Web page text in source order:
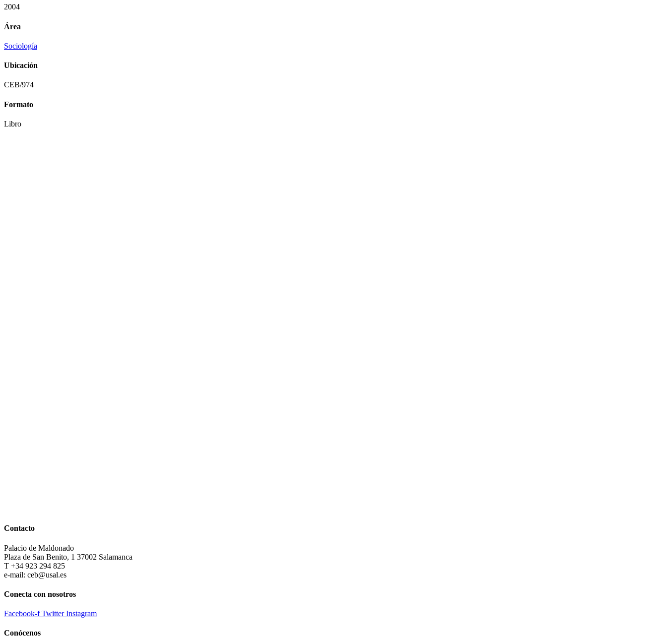
2004
Área
Sociología
Ubicación
CEB/974
Formato
Libro
Contacto
Palacio de Maldonado
Plaza de San Benito, 1 37002 Salamanca
T +34 923 294 825
e-mail: ceb@usal.es
Conecta con nosotros
Facebook-f Twitter Instagram
Conócenos